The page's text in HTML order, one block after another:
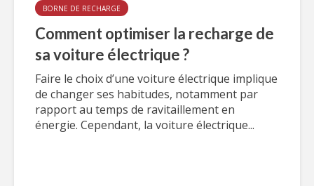
BORNE DE RECHARGE
Comment optimiser la recharge de
sa voiture électrique ?
Faire le choix d’une voiture électrique implique
de changer ses habitudes, notamment par
rapport au temps de ravitaillement en
énergie. Cependant, la voiture électrique...